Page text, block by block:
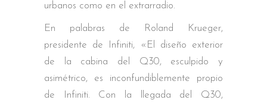
urbanos como en el extrarradio.
En palabras de Roland Krueger,
presidente de Infiniti, «El diseño exterior
de la cabina del Q30, esculpido y
asimétrico, es inconfundiblemente propio
de Infiniti. Con la llegada del Q30,